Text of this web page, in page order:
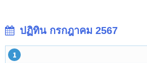
ปฏิทิน กรกฎาคม 2567
1